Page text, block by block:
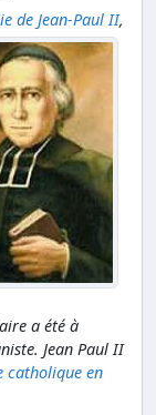
de Jean-Paul II,
a été à
Jean Paul II
catholique en